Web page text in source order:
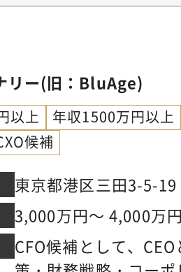
リー(旧：BluAge)
以上
年収1500万円以上
候補
東京都港区三田3-5-
ガーデンタワー27階
3,000万円～ 4,000万
CFO候補として、